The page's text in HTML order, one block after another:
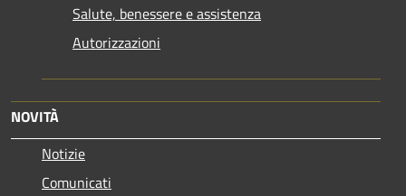
Salute, benessere e assistenza
Autorizzazioni
NOVITÀ
Notizie
Comunicati